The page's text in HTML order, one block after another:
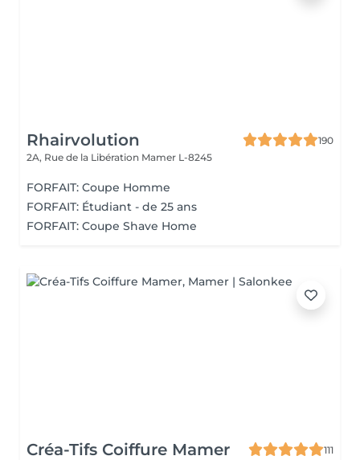
Rhairvolution
190
2A, Rue de la Libération Mamer L-8245
FORFAIT: Coupe Homme
FORFAIT: Étudiant - de 25 ans
FORFAIT: Coupe Shave Home
Créa-Tifs Coiffure Mamer
111